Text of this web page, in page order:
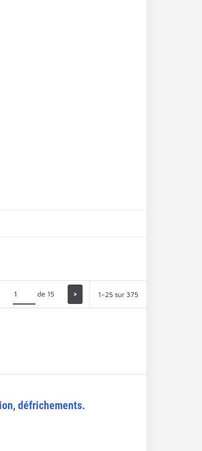
de 15 > 1–25 sur 375
défrichements.